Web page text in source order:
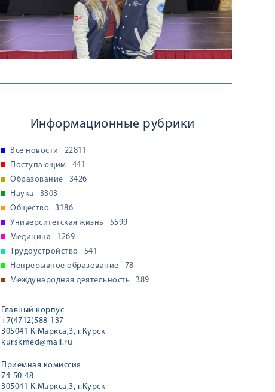
Информационные рубрики
Все новости
22811
Поступающим
441
Образование
3426
Наука
3303
Общество
3186
Университетская жизнь
5599
Медицина
1269
Трудоустройство
541
Непрерывное образование
78
Международная деятельность
389
Главный корпус
+7(4712)588-137
305041 К.Маркса,3, г.Курск
kurskmed@mail.ru
Приемная комиссия
74-50-48
305041 К.Маркса,3, г.Курск